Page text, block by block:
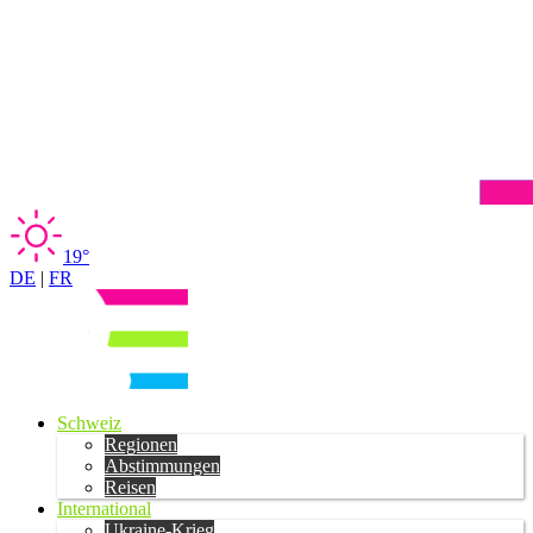
19°
DE | FR
Schweiz
Regionen
Abstimmungen
Reisen
International